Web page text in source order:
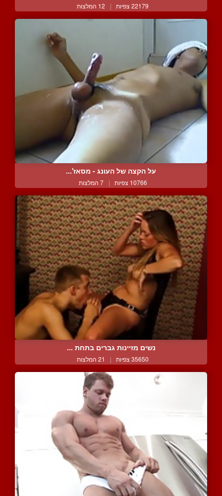
22179 צפיות | 12 המלצות
על הקצה של העונג - מסאז'...
10766 צפיות | 7 המלצות
נשים מזיינות גברים בתחת ...
35650 צפיות | 21 המלצות